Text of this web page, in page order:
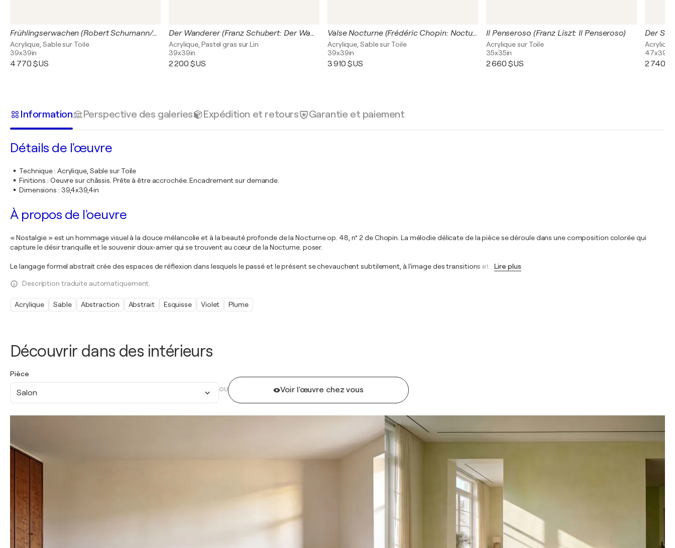
Découvrir dans des intérieurs
Pièce
Salon OU Voir l'œuvre chez vous
Frühlingserwachen (Robert Schumann/Arr. Franz Liszt: Frühlingsnacht)
Acrylique, Sable sur Toile
39x39in
4 770 $US
Der Wanderer (Franz Schubert: Der Wanderer)
Acrylique, Pastel gras sur Lin
39x39in
2 200 $US
Valse Nocturne (Frédéric Chopin: Nocturne op. 9, Nr. 2)
Acrylique, Sable sur Toile
39x39in
3 910 $US
Il Penseroso (Franz Liszt: Il Penseroso)
Acrylique sur Toile
35x35in
2 660 $US
47x39in
2 740
Information Perspective des galeries Expédition et retours Garantie et paiement
Détails de l'œuvre
Technique: Acrylique, Sable sur Toile
Finitions : Oeuvre sur châssis. Prête à être accrochée. Encadrement sur demande.
Dimensions : 39,4x39,4in
À propos de l'oeuvre
« Nostalgie » est un hommage visuel à la douce mélancolie et à la beauté profonde de la Nocturne op. 48, n° 2 de Chopin. La mélodie délicate de la pièce se déroule dans une composition colorée qui
capture le désir tranquille et le souvenir doux-amer qui se trouvent au cœur de la Nocturne. poser.
Le langage formel abstrait crée des espaces de réflexion dans lesquels le passé et le présent se chevauchent subtilement, à l'image des transitions et Lire plus
Description traduite automatiquement.
Acrylique Sable Abstraction Abstrait Esquisse Violet Plume